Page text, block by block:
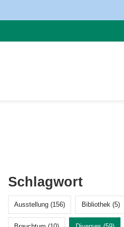
Schlagwort
Ausstellung (156) Bibliothek (5)